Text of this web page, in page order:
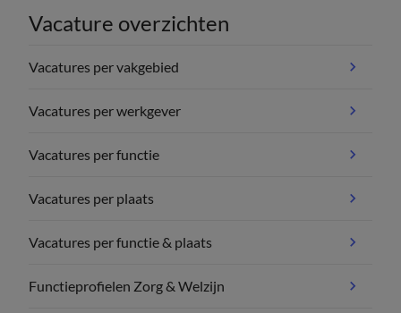
Vacature overzichten
Vacatures per vakgebied
Vacatures per werkgever
Vacatures per functie
Vacatures per plaats
Vacatures per functie & plaats
Functieprofielen Zorg & Welzijn